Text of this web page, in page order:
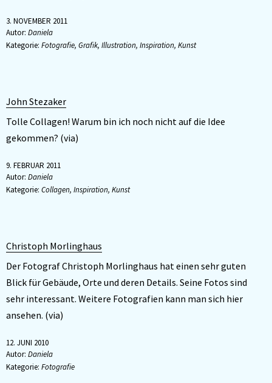
3. NOVEMBER 2011
Autor: Daniela
Kategorie: Fotografie, Grafik, Illustration, Inspiration, Kunst
John Stezaker
Tolle Collagen! Warum bin ich noch nicht auf die Idee
gekommen? (via)
9. FEBRUAR 2011
Autor: Daniela
Kategorie: Collagen, Inspiration, Kunst
Christoph Morlinghaus
Der Fotograf Christoph Morlinghaus hat einen sehr guten
Blick für Gebäude, Orte und deren Details. Seine Fotos sind
sehr interessant. Weitere Fotografien kann man sich hier
ansehen. (via)
12. JUNI 2010
Autor: Daniela
Kategorie: Fotografie